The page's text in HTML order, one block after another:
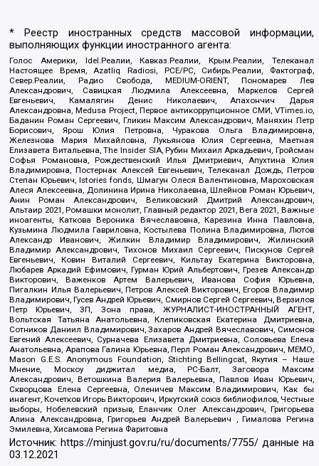
* Реестр иностранных средств массовой информации,
выполняющих функции иностранного агента:
Голос Америки, Idel.Реалии, Кавказ.Реалии, Крым.Реалии, Телеканал
Настоящее Время, Azatliq Radiosi, PCE/PC, Сибирь.Реалии, Фактограф,
Север.Реалии, Радио Свобода, MEDIUM-ORIENT, Пономарев Лев
Александрович, Савицкая Людмила Алексеевна, Маркелов Сергей
Евгеньевич, Камалягин Денис Николаевич, Апахончич Дарья
Александровна, Medusa Project, Первое антикоррупционное СМИ, VTimes.io,
Баданин Роман Сергеевич, Гликин Максим Александрович, Маняхин Петр
Борисович, Ярош Юлия Петровна, Чуракова Ольга Владимировна,
Железнова Мария Михайловна, Лукьянова Юлия Сергеевна, Маетная
Елизавета Витальевна, The Insider SIA, Рубин Михаил Аркадьевич, Гройсман
Софья Романовна, Рождественский Илья Дмитриевич, Апухтина Юлия
Владимировна, Постернак Алексей Евгеньевич, Телеканал Дождь, Петров
Степан Юрьевич, Istories fonds, Шмагун Олеся Валентиновна, Мароховская
Алеся Алексеевна, Долинина Ирина Николаевна, Шлейнов Роман Юрьевич,
Анин Роман Александрович, Великовский Дмитрий Александрович,
Альтаир 2021, Ромашки монолит, Главный редактор 2021, Вега 2021, Важные
иноагенты, Каткова Вероника Вячеславовна, Карезина Инна Павловна,
Кузьмина Людмила Гавриловна, Костылева Полина Владимировна, Лютов
Александр Иванович, Жилкин Владимир Владимирович, Жилинский
Владимир Александрович, Тихонов Михаил Сергеевич, Пискунов Сергей
Евгеньевич, Ковин Виталий Сергеевич, Кильтау Екатерина Викторовна,
Любарев Аркадий Ефимович, Гурман Юрий Альбертович, Грезев Александр
Викторович, Важенков Артем Валерьевич, Иванова София Юрьевна,
Пигалкин Илья Валерьевич, Петров Алексей Викторович, Егоров Владимир
Владимирович, Гусев Андрей Юрьевич, Смирнов Сергей Сергеевич, Верзилов
Петр Юрьевич, ЗП, Зона права, ЖУРНАЛИСТ-ИНОСТРАННЫЙ АГЕНТ,
Вольтская Татьяна Анатольевна, Клепиковская Екатерина Дмитриевна,
Сотников Даниил Владимирович, Захаров Андрей Вячеславович, Симонов
Евгений Алексеевич, Сурначева Елизавета Дмитриевна, Соловьева Елена
Анатольевна, Арапова Галина Юрьевна, Перл Роман Александрович, МЕМО,
Mason G.E.S. Anonymous Foundation, Stichting Bellingcat, Якутия – Наше
Мнение, Москоу диджитал медиа, РС-Балт, Заговора Максим
Александрович, Ветошкина Валерия Валерьевна, Павлов Иван Юрьевич,
Скворцова Елена Сергеевна, Оленичев Максим Владимирович, Как бы
инагент, Кочетков Игорь Викторович, Иркутский союз библиофилов, Честные
выборы, Нобелевский призыв, Еланчик Олег Александрович, Григорьева
Алина Александровна, Григорьев Андрей Валерьевич , Гималова Регина
Эмилевна, Хисамова Регина Фаритовна
Источник: https://minjust.gov.ru/ru/documents/7755/ данные на
03.12.2021